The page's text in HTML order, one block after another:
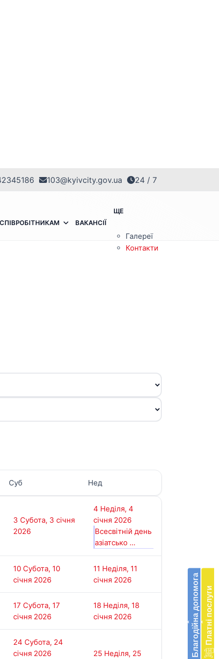
103@kyivcity.gov.ua 24 / 7
СПІВРОБІТНИКАМ ВАКАНСІЇ
ЩЕ
Галереї
Контакти
‹ Благодійна допомога ‹ Платні послуги
Суб Нед
3 Субота, 3 січня
2026
4 Неділя, 4
січня 2026
Всесвітній день
азіатсько ...
10 Субота, 10
січня 2026
11 Неділя, 11
січня 2026
17 Субота, 17
січня 2026
18 Неділя, 18
січня 2026
24 Субота, 24
січня 2026
25 Неділя, 25